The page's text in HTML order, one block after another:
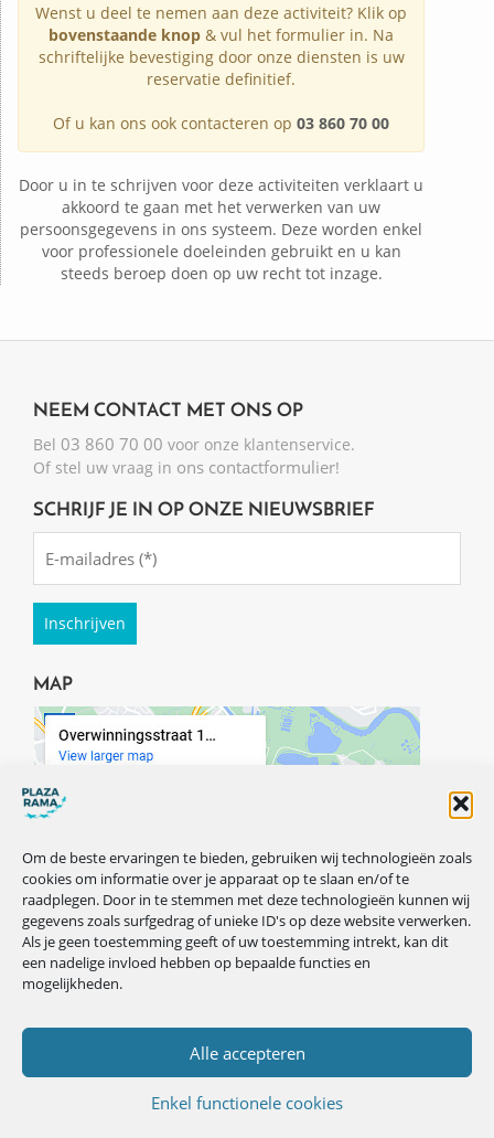
Om de beste ervaringen te bieden, gebruiken wij technologieën zoals
cookies om informatie over je apparaat op te slaan en/of te
raadplegen. Door in te stemmen met deze technologieën kunnen wij
gegevens zoals surfgedrag of unieke ID's op deze website verwerken.
Als je geen toestemming geeft of uw toestemming intrekt, kan dit
een nadelige invloed hebben op bepaalde functies en
mogelijkheden.
Alle accepteren
Enkel functionele cookies
Wenst u deel te nemen aan deze activiteit? Klik op
bovenstaande knop & vul het formulier in. Na
schriftelijke bevestiging door onze diensten is uw
reservatie definitief.
Of u kan ons ook contacteren op 03 860 70 00
Door u in te schrijven voor deze activiteiten verklaart u
akkoord te gaan met het verwerken van uw
persoonsgegevens in ons systeem. Deze worden enkel
voor professionele doeleinden gebruikt en u kan
steeds beroep doen op uw recht tot inzage.
NEEM CONTACT MET ONS OP
Bel 03 860 70 00 voor onze klantenservice.
Of stel uw vraag in ons contactformulier!
SCHRIJF JE IN OP ONZE NIEUWSBRIEF
(Required)
MAP
VOLG ONS OP ONZE SOCIALS
© Copyright 2026 Plazarama.be ·Privacybeleid